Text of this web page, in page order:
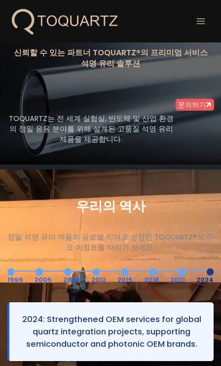
신뢰할 수 있는 파트너 TOQUARTZ®의 프리미엄 서비스
석영 유리 솔루션
TOQUARTZ는 전 세계 실험실, 반도체 및 산업 환경
의 정밀 응용 분야를 위해 설계된 고품질 석영 유리
제품을 제공합니다.
문의하기
우리의 역사
정밀 석영 유리 제품의 글로벌 리더로 성장한 TOQUARTZ®의 주
요 이정표를 따라가 보세요.
1999 2005 2008 2012 2015 2018 2021 2024
2024: Strengthened OEM services for global
quartz integration projects, supporting
semiconductor and photonic OEM brands.